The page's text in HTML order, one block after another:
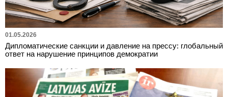
01.05.2026
Дипломатические санкции и давление на прессу: глобальный
ответ на нарушение принципов демократии